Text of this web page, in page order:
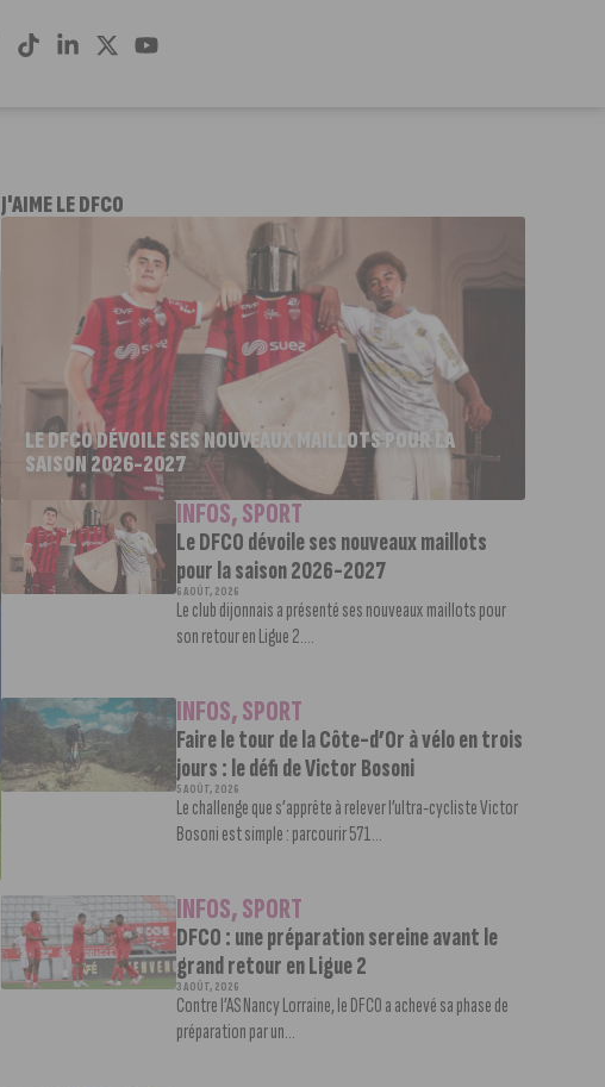
J'AIME LE DFCO
LE DFCO DÉVOILE SES NOUVEAUX MAILLOTS POUR LA
SAISON 2026-2027
INFOS,SPORT
Le DFCO dévoile ses nouveaux maillots
pour la saison 2026-2027
6 AOÛT, 2026
Le club dijonnais a présenté ses nouveaux maillots pour
son retour en Ligue 2....
INFOS,SPORT
Faire le tour de la Côte-d’Or à vélo en trois
jours : le défi de Victor Bosoni
5 AOÛT, 2026
Le challenge que s’apprête à relever l’ultra-cycliste Victor
Bosoni est simple : parcourir 571...
INFOS,SPORT
DFCO : une préparation sereine avant le
grand retour en Ligue 2
3 AOÛT, 2026
Contre l’AS Nancy Lorraine, le DFCO a achevé sa phase de
préparation par un...